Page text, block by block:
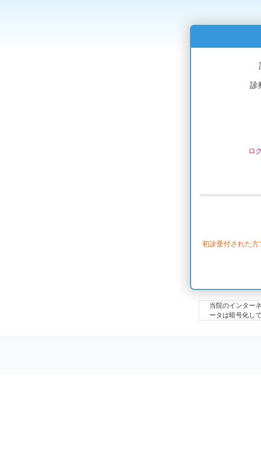
診
ロ
初診受付された
当院のインター
ータは暗号化し